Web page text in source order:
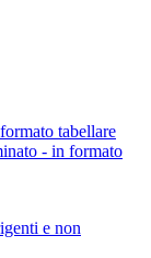
tabellare
- in formato
e non